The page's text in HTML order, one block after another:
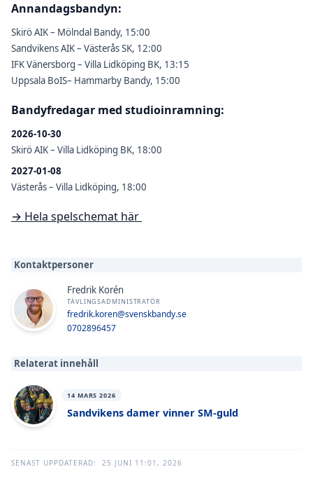
Annandagsbandyn:
Skirö AIK – Mölndal Bandy, 15:00
Sandvikens AIK – Västerås SK, 12:00
IFK Vänersborg – Villa Lidköping BK, 13:15
Uppsala BoIS– Hammarby Bandy, 15:00
Bandyfredagar med studioinramning:
2026-10-30
Skirö AIK – Villa Lidköping BK, 18:00
2027-01-08
Västerås – Villa Lidköping, 18:00
→ Hela spelschemat här
Kontaktpersoner
Fredrik Korén
TÄVLINGSADMINISTRATÖR
fredrik.koren@svenskbandy.se
0702896457
Relaterat innehåll
14 MARS 2026
Sandvikens damer vinner SM-guld
SENAST UPPDATERAD: 25 JUNI 11:01, 2026